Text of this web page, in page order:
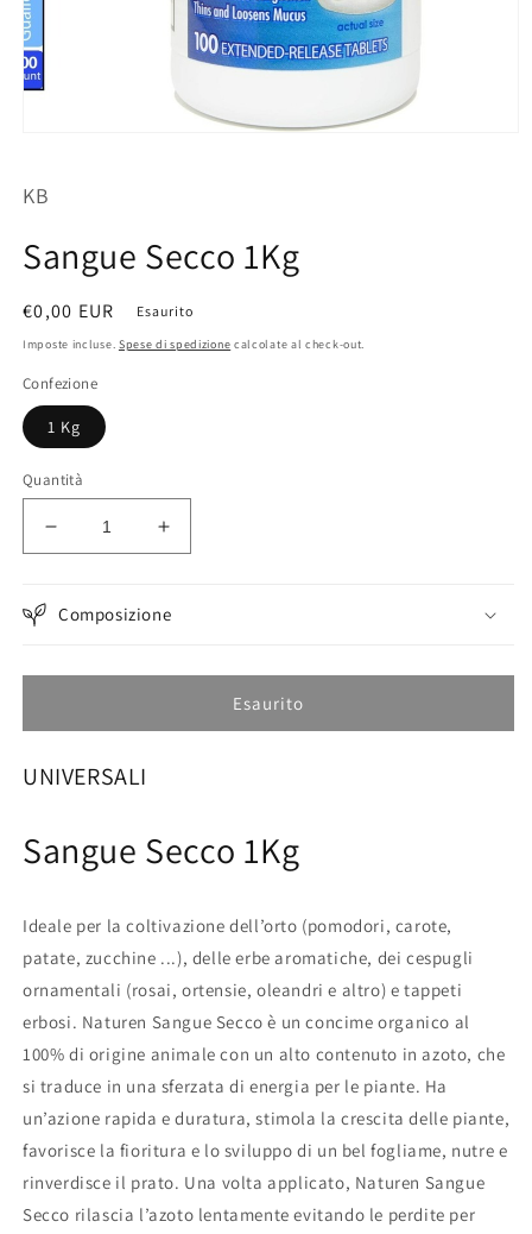
1
modale
KB
Sangue Secco 1Kg
Prezzo
di
€0,00 EUR Esaurito
Imposte incluse. Spese di spedizione calcolate al check-out.
Confezione
1 Kg
Quantità
Diminuisci
quantità
Sangue
Aumenta
quantità
Sangue
Composizione
Esaurito
UNIVERSALI
Sangue Secco 1Kg
Ideale per la coltivazione dell’orto (pomodori, carote,
patate, zucchine ...), delle erbe aromatiche, dei cespugli
ornamentali (rosai, ortensie, oleandri e altro) e tappeti
erbosi. Naturen Sangue Secco è un concime organico al
100% di origine animale con un alto contenuto in azoto, che
si traduce in una sferzata di energia per le piante. Ha
un’azione rapida e duratura, stimola la crescita delle piante,
favorisce la fioritura e lo sviluppo di un bel fogliame, nutre e
rinverdisce il prato. Una volta applicato, Naturen Sangue
Secco rilascia l’azoto lentamente evitando le perdite per